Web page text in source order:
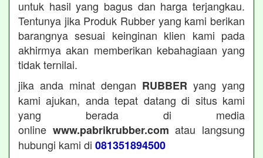
untuk hasil yang bagus dan harga terjangkau.
Tentunya jika Produk Rubber yang kami berikan
barangnya sesuai keinginan klien kami pada
akhirmya akan memberikan kebahagiaan yang
tidak ternilai.
jika anda minat dengan RUBBER yang yang
kami ajukan, anda tepat datang di situs kami
yang berada di media
online www.pabrikrubber.com atau langsung
hubungi kami di 081351894500